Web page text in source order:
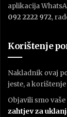
aplikacija
092 2222 972,
Korištenje
Nakladnik ovaj
jeste, a
Objavili smo
zahtjev za